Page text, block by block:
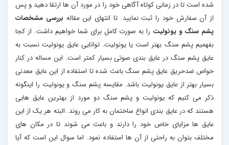
شده است تا در زمانی کوتاه آگاهی خود را در مورد آن ها ارتقا دهید و پس
از آن سفارش خود را ثبت نمایید. تا انتهای این مقاله بررسی مشخصات
پشم سنگ و یونولیت را به صورت کامل برای شما خواهیم داشت. از کجا
بفهمیم پشم سنگ بهتر است یا یونولیت. توانایی عایق یونولیت نسبت به
عایق پشم سنگ در عایق بندی صوتی بسیار کمتر است. این مساله در کنار
خواص ضدحریق عایق پشم سنگ باعث شده تا استفاده از این عایق معدنی
بسیار بهتر از عایق یونولیت باشد. مقایسه پشم سنگ و یونولیت را اینگونه
ذکر می کنیم که یونولیت و پشم سنگ دو مورد از بهترین عایق هایی
هستند که در عایق بندی انواع ساختمان به کار می روند. البته هر یک از این
عایق ها مزایای خاص خود را دارند و باعث می شوند تا در مکان های
مختلف بتوان به راحتی از آن ها استفاده نمود. اما سوال این است که آیا